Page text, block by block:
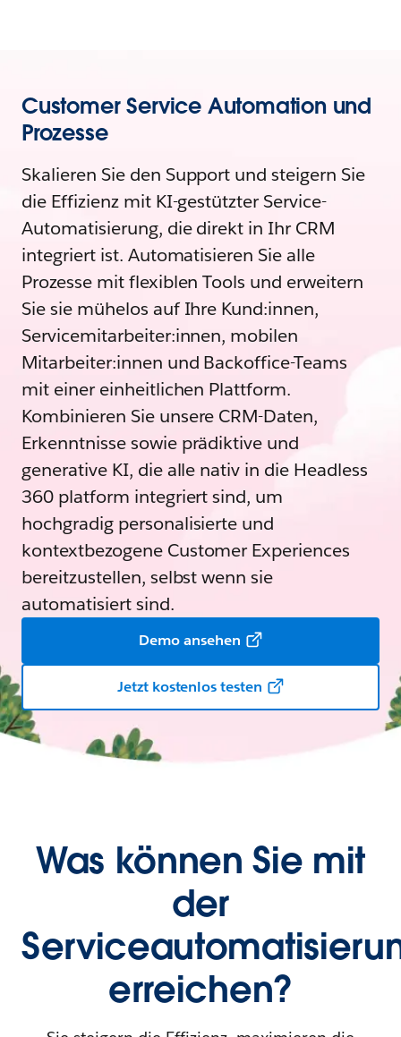
Customer Service Automation und
Prozesse
Skalieren Sie den Support und steigern Sie
die Effizienz mit KI-gestützter Service-
Automatisierung, die direkt in Ihr CRM
integriert ist. Automatisieren Sie alle
Prozesse mit flexiblen Tools und erweitern
Sie sie mühelos auf Ihre Kund:innen,
Servicemitarbeiter:innen, mobilen
Mitarbeiter:innen und Backoffice-Teams
mit einer einheitlichen Plattform.
Kombinieren Sie unsere CRM-Daten,
Erkenntnisse sowie prädiktive und
generative KI, die alle nativ in die Headless
360 platform integriert sind, um
hochgradig personalisierte und
kontextbezogene Customer Experiences
bereitzustellen, selbst wenn sie
automatisiert sind.
Demo ansehen
Jetzt kostenlos testen
Was können Sie mit
der
erreichen?